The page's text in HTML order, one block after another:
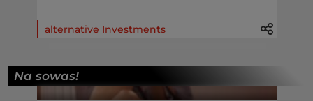
alternative Investments
Na sowas!